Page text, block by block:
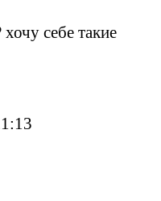
себе такие